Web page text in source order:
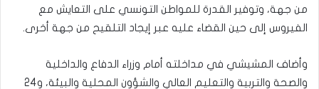
من جهة، وتوفير القدرة للمواطن التونسي على التعايش مع
الفيروس إلى حين القضاء عليه عبر إيجاد التلقيح من جهة أخرى.
وأضاف المشيشي في مداخلته أمام وزراء الدفاع والداخلية
والصحة والتربية والتعليم العالي والشؤون المحلية والبيئة، و24